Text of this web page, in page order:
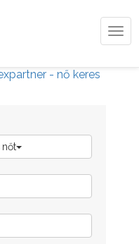
- nő keres
nőt